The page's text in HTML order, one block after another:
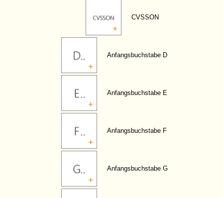
CVSSON
Anfangsbuchstabe D
Anfangsbuchstabe E
Anfangsbuchstabe F
Anfangsbuchstabe G